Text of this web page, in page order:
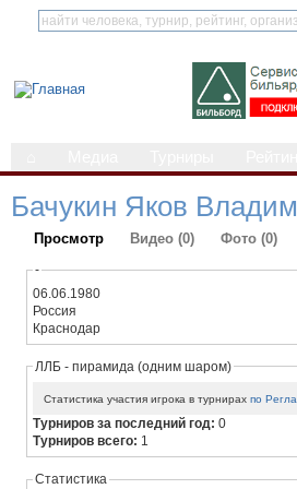
Бачукин Яков
Просмотр Видео (0) Фото (0)
-
06.06.1980
Россия
Краснодар
ЛЛБ - пирамида (одним шаром)
Статистика участия игрока в турнирахпо
Турниров за последний год:0
Турниров всего: 1
Статистика